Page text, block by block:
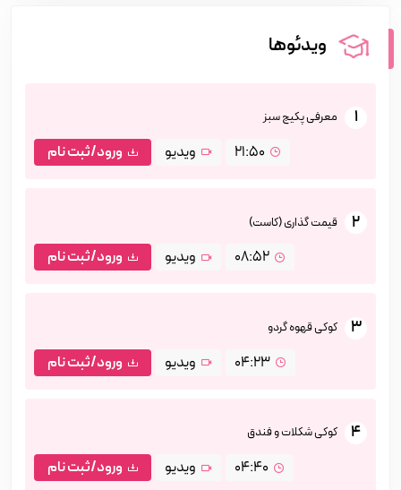
ویدئوها
1 معرفی پکیج سبز
21:50 ویدیو ورود/ثبت نام
2 قیمت گذاری (کاست)
08:52 ویدیو ورود/ثبت نام
3 کوکی قهوه گردو
04:23 ویدیو ورود/ثبت نام
4 کوکی شکلات و فندق
04:40 ویدیو ورود/ثبت نام